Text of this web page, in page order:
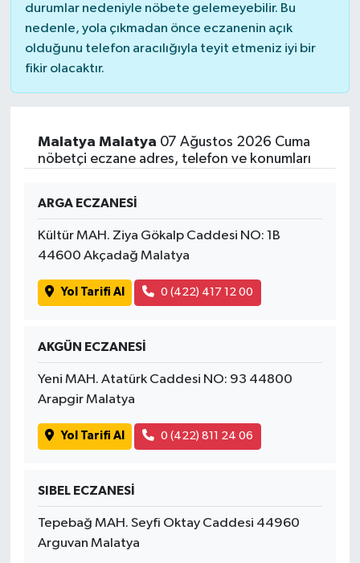
durumlar nedeniyle nöbete gelemeyebilir. Bu
nedenle, yola çıkmadan önce eczanenin açık
olduğunu telefon aracılığıyla teyit etmeniz iyi bir
fikir olacaktır.
Malatya Malatya 07 Ağustos 2026 Cuma
nöbetçi eczane adres, telefon ve konumları
ARGA ECZANESİ
Kültür MAH. Ziya Gökalp Caddesi NO: 1B
44600 Akçadağ Malatya
Yol Tarifi Al 0 (422) 417 12 00
AKGÜN ECZANESİ
Yeni MAH. Atatürk Caddesi NO: 93 44800
Arapgir Malatya
Yol Tarifi Al 0 (422) 811 24 06
SIBEL ECZANESİ
Tepebağ MAH. Seyfi Oktay Caddesi 44960
Arguvan Malatya